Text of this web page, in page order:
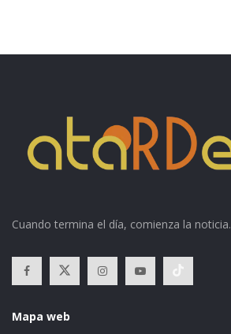
Cuando termina el día, comienza la noticia.
Mapa web